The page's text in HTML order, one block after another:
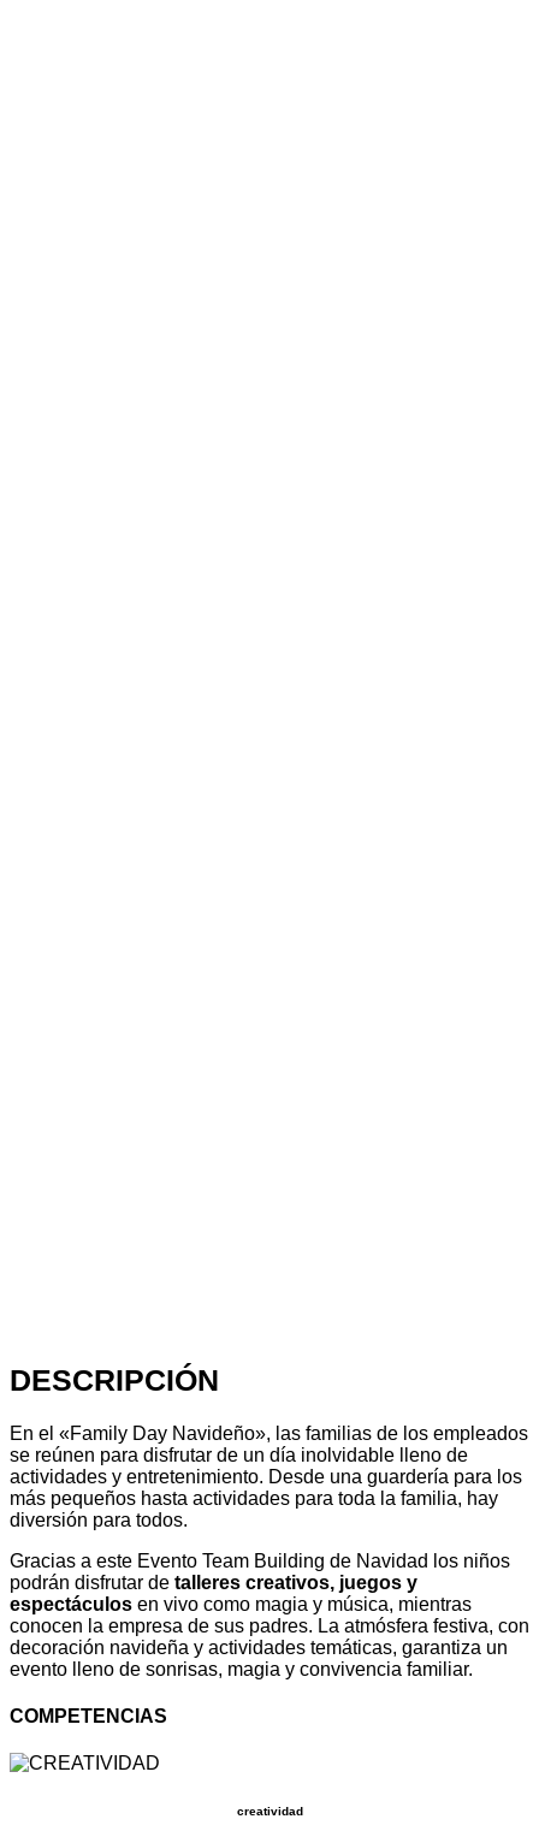
DESCRIPCIÓN
En el «Family Day Navideño», las familias de los empleados
se reúnen para disfrutar de un día inolvidable lleno de
actividades y entretenimiento. Desde una guardería para los
más pequeños hasta actividades para toda la familia, hay
diversión para todos.
Gracias a este Evento Team Building de Navidad los niños
podrán disfrutar de talleres creativos, juegos y
espectáculos en vivo como magia y música, mientras
conocen la empresa de sus padres. La atmósfera festiva, con
decoración navideña y actividades temáticas, garantiza un
evento lleno de sonrisas, magia y convivencia familiar.
COMPETENCIAS
creatividad